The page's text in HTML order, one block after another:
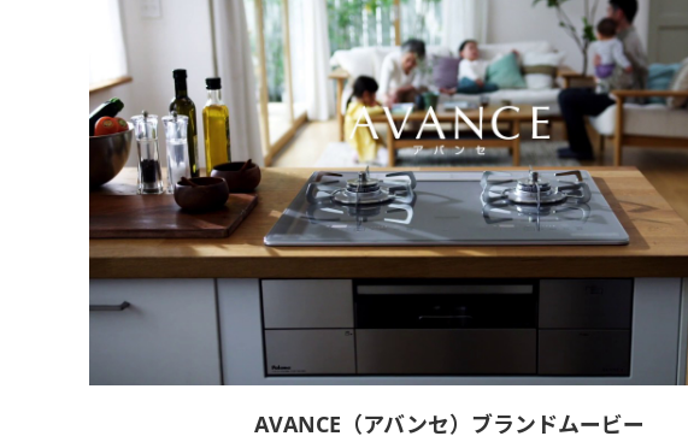
AVANCE（アバンセ）ブランドムービー